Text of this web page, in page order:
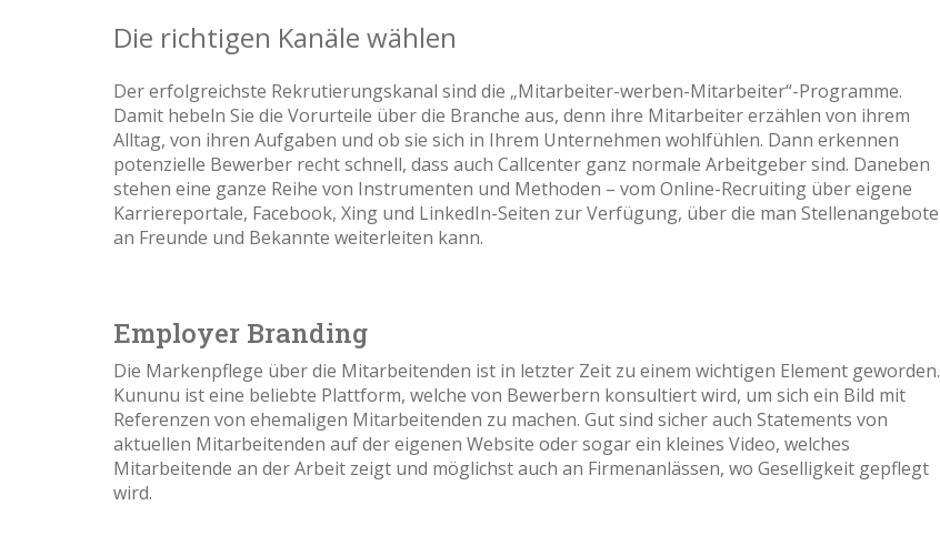
Die richtigen Kanäle wählen
Der erfolgreichste Rekrutierungskanal sind die „Mitarbeiter-werben-Mitarbeiter“-Programme.
Damit hebeln Sie die Vorurteile über die Branche aus, denn ihre Mitarbeiter erzählen von ihrem
Alltag, von ihren Aufgaben und ob sie sich in Ihrem Unternehmen wohlfühlen. Dann erkennen
potenzielle Bewerber recht schnell, dass auch Callcenter ganz normale Arbeitgeber sind. Daneben
stehen eine ganze Reihe von Instrumenten und Methoden – vom Online-Recruiting über eigene
Karriereportale, Facebook, Xing und LinkedIn-Seiten zur Verfügung, über die man Stellenangebote
an Freunde und Bekannte weiterleiten kann.
Employer Branding
Die Markenpflege über die Mitarbeitenden ist in letzter Zeit zu einem wichtigen Element geworden.
Kununu ist eine beliebte Plattform, welche von Bewerbern konsultiert wird, um sich ein Bild mit
Referenzen von ehemaligen Mitarbeitenden zu machen. Gut sind sicher auch Statements von
aktuellen Mitarbeitenden auf der eigenen Website oder sogar ein kleines Video, welches
Mitarbeitende an der Arbeit zeigt und möglichst auch an Firmenanlässen, wo Geselligkeit gepflegt
wird.